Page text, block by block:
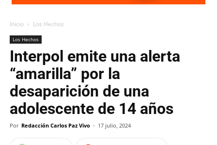
Inicio Los Hechos
Los Hechos
Interpol emite una alerta
“amarilla” por la
desaparición de una
adolescente de 14 años
Por Redacción Carlos Paz Vivo - 17 julio, 2024